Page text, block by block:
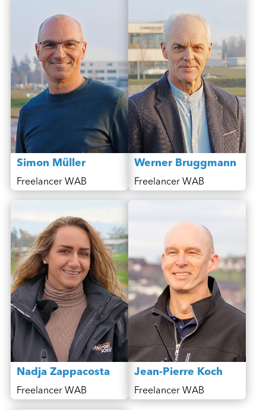
Simon Müller
Freelancer WAB
Werner Bruggmann
Freelancer WAB
Nadja Zappacosta
Freelancer WAB
Jean-Pierre Koch
Freelancer WAB